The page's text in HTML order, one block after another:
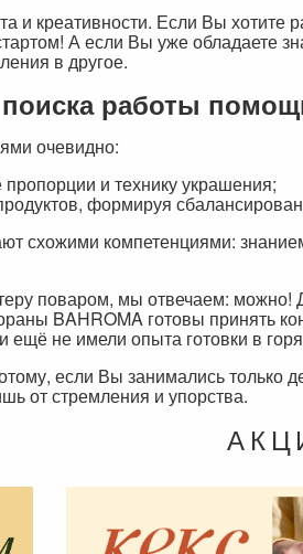
и креативности. Если Вы хотите
А если Вы уже обладаете
в другое.
работы
очевидно:
пропорции и технику украшения;
формируя
схожими компетенциями:
поваром, мы отвечаем:
BAHROMA готовы принять
не имели опыта готовки в
если Вы занимались
от стремления и упорства.